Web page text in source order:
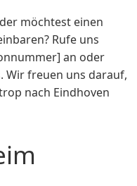
möchtest einen
Rufe uns
an oder
freuen uns darauf,
nach Eindhoven